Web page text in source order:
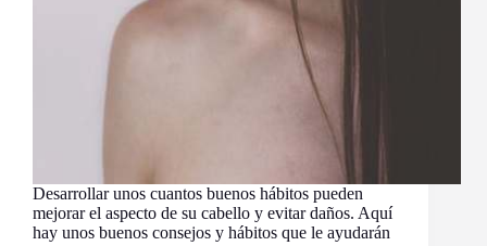
Desarrollar unos cuantos buenos hábitos pueden
mejorar el aspecto de su cabello y evitar daños. Aquí
hay unos buenos consejos y hábitos que le ayudarán